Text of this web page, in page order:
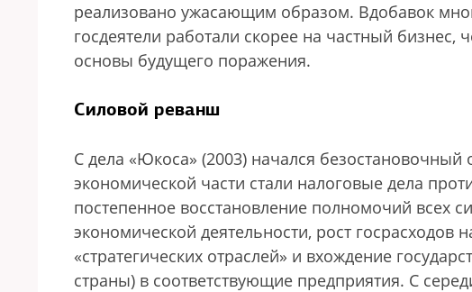
реализовано ужасающим образом. Вдобавок
госдеятели работали скорее на частный
основы будущего поражения.
Силовой реванш
С дела «Юкоса» (2003) начался
экономической части стали налоговые дела
постепенное восстановление полномочий всех
экономической деятельности, рост госрасходов
«стратегических отраслей» и вхождение
страны) в соответствующие предприятия. С